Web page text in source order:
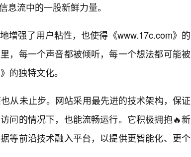
息流中的一股新鲜力量。
增强了用户粘性，也使得《www.17c.com》的
，每一个声音都被倾听，每一个想法都可能被
的独特文化。
从未止步。网站采用最先进的技术架构，保证
问的情况下，也能流畅运行。它积极拥抱🔥新
等前沿技术融入平台，以提供更智能化、更个